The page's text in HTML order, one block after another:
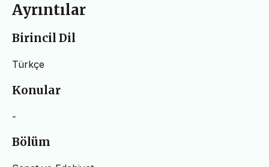
Ayrıntılar
Birincil Dil
Türkçe
Konular
-
Bölüm